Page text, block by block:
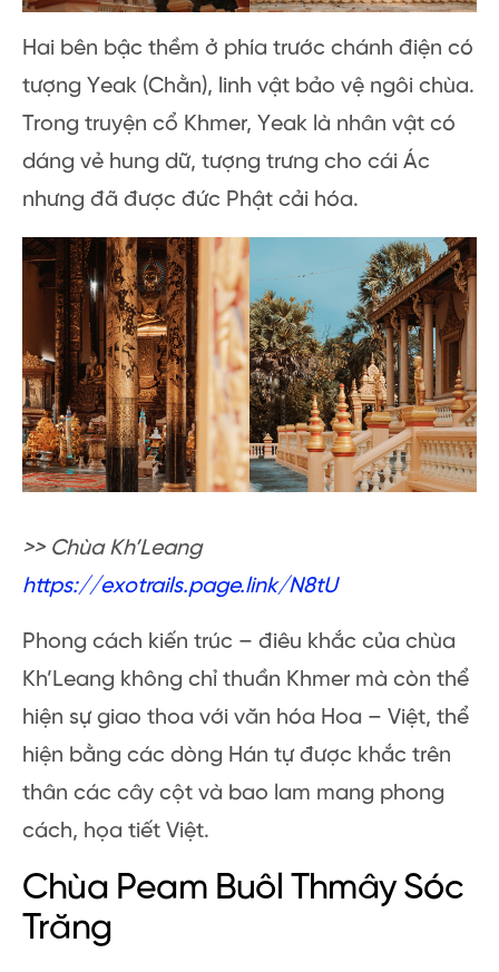
Hai bên bậc thềm ở phía trước chánh điện có
tượng Yeak (Chằn), linh vật bảo vệ ngôi chùa.
Trong truyện cổ Khmer, Yeak là nhân vật có
dáng vẻ hung dữ, tượng trưng cho cái Ác
nhưng đã được đức Phật cải hóa.
>> Chùa Kh’Leang
https://exotrails.page.link/N8tU
Phong cách kiến trúc – điêu khắc của chùa
Kh’Leang không chỉ thuần Khmer mà còn thể
hiện sự giao thoa với văn hóa Hoa – Việt, thể
hiện bằng các dòng Hán tự được khắc trên
thân các cây cột và bao lam mang phong
cách, họa tiết Việt.
Chùa Peam Buôl Thmây Sóc
Trăng